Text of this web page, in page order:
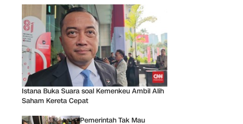
Istana Buka Suara soal Kemenkeu Ambil Alih
Saham Kereta Cepat
Pemerintah Tak Mau